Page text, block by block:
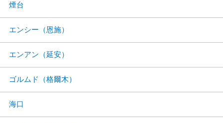
煙台
エンシー（恩施）
エンアン（延安）
ゴルムド（格爾木）
海口